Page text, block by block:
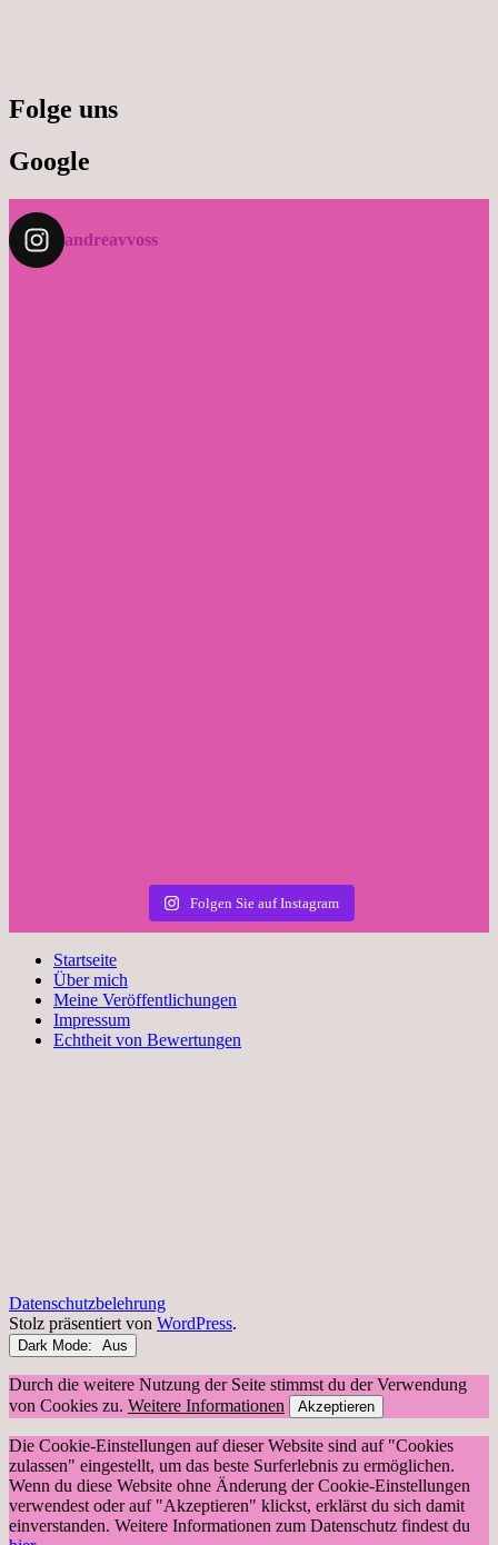
Folge uns
Google
andreavvoss
Folgen Sie auf Instagram
Startseite
Über mich
Meine Veröffentlichungen
Impressum
Echtheit von Bewertungen
Datenschutzbelehrung
Stolz präsentiert von WordPress.
Dark Mode:
Durch die weitere Nutzung der Seite stimmst du der Verwendung
von Cookies zu. Weitere Informationen Akzeptieren
Die Cookie-Einstellungen auf dieser Website sind auf "Cookies
zulassen" eingestellt, um das beste Surferlebnis zu ermöglichen.
Wenn du diese Website ohne Änderung der Cookie-Einstellungen
verwendest oder auf "Akzeptieren" klickst, erklärst du sich damit
einverstanden. Weitere Informationen zum Datenschutz findest du